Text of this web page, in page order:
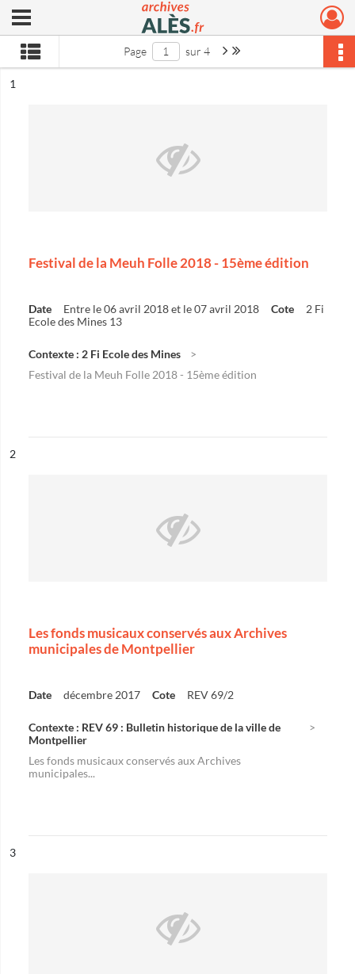
Archives municipales d'Alès
Ouvrir le menu déroulant
Page sur 4 Page suivante : 1/4
n°
1
Festival de la Meuh Folle 2018 - 15ème édition
Date Entre le 06 avril 2018 et le 07 avril 2018 Cote
2 Fi
Ecole des Mines 13
Contexte : 2 Fi Ecole des Mines
Festival de la Meuh Folle 2018 - 15ème édition
n°
2
Les fonds musicaux conservés aux Archives
municipales de Montpellier
Date décembre 2017 Cote REV 69/2
Contexte : REV 69 : Bulletin historique de la ville de
Montpellier
Les fonds musicaux conservés aux Archives
municipales...
n°
3